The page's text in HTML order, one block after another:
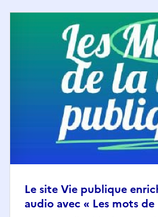
Le site Vie publique
audio avec « Les mots